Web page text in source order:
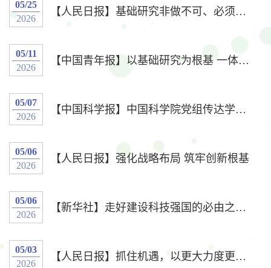
05/25
2026
【人民日报】基础研究非做不可、必须做好
05/11
2026
【中国青年报】以基础研究为根基 一体推进教育科技人才发展
05/07
2026
【中国科学报】中国科学院党组传达学习习近平总书记在加强基础研究座谈会上的重要讲话精神
05/06
2026
【人民日报】强化战略布局 筑牢创新根基
05/06
2026
【新华社】走好建设科技强国的必由之路——新时代我国基础研究实现新飞跃
05/03
2026
【人民日报】抓住机遇，以更大力度更实举措加强基础研究